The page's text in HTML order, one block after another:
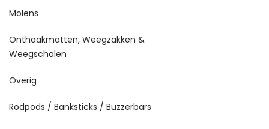
Molens
Onthaakmatten, Weegzakken &
Weegschalen
Overig
Rodpods / Banksticks / Buzzerbars